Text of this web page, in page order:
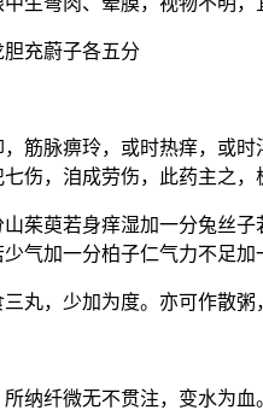
充蔚子各五分
筋脉痹玲，或时热痒，或
伤，洎成劳伤，此药主之，
茱萸若身痒湿加一分兔丝
气加一分柏子仁气力不足
丸，少加为度。亦可作散
纳纤微无不贯注，变水为